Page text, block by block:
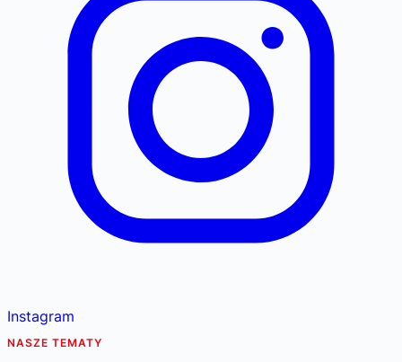
Instagram
NASZE TEMATY